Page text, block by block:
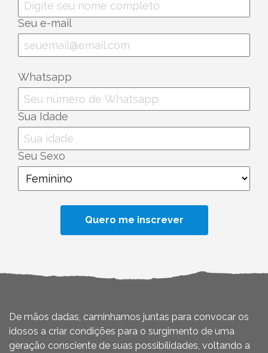
Seu e-mail
Whatsapp
Sua Idade
Seu Sexo
De mãos dadas, caminhamos juntas para convocar os
idosos a criar condições para o surgimento de uma
geração consciente de suas possibilidades, voltando a